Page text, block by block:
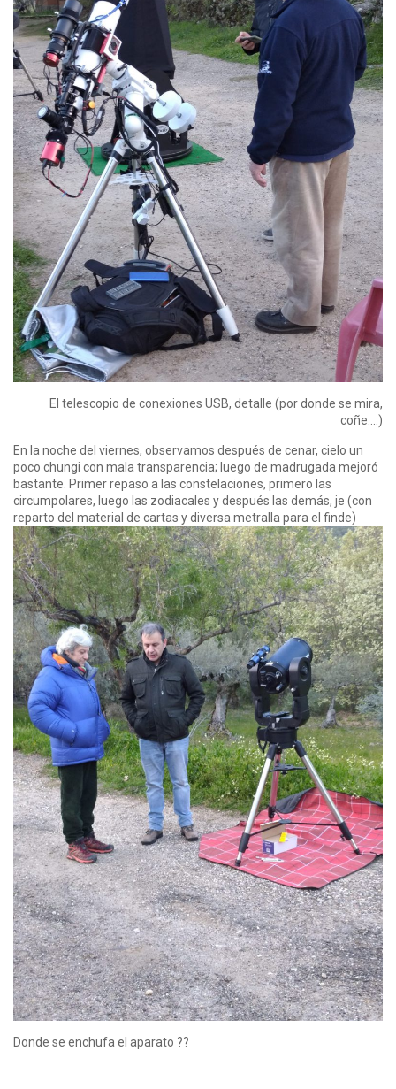
El telescopio de conexiones USB, detalle (por donde se mira,
coñe….)
En la noche del viernes, observamos después de cenar, cielo un
poco chungi con mala transparencia; luego de madrugada mejoró
bastante. Primer repaso a las constelaciones, primero las
circumpolares, luego las zodiacales y después las demás, je (con
reparto del material de cartas y diversa metralla para el finde)
Donde se enchufa el aparato ??